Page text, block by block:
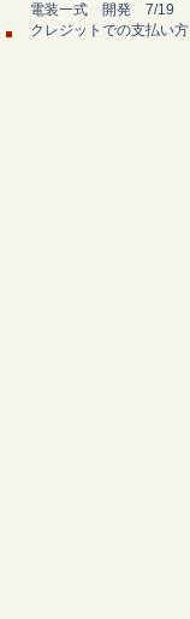
電装一式 開発 7/19
クレジットでの支払い方